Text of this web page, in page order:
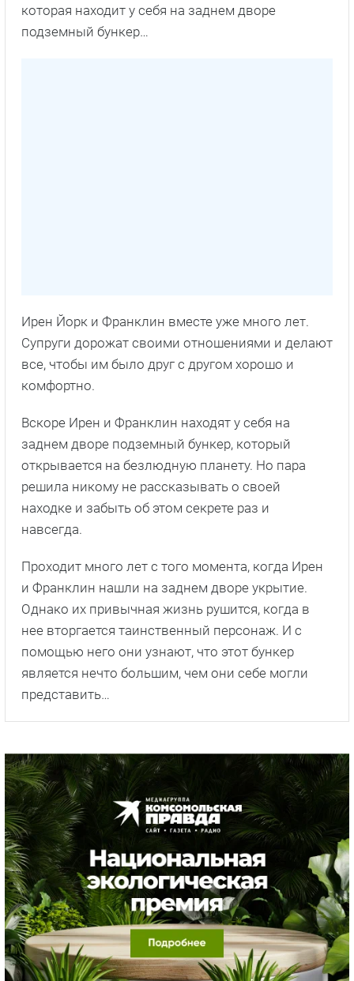
которая находит у себя на заднем дворе
подземный бункер…
Ирен Йорк и Франклин вместе уже много лет.
Супруги дорожат своими отношениями и делают
все, чтобы им было друг с другом хорошо и
комфортно.
Вскоре Ирен и Франклин находят у себя на
заднем дворе подземный бункер, который
открывается на безлюдную планету. Но пара
решила никому не рассказывать о своей
находке и забыть об этом секрете раз и
навсегда.
Проходит много лет с того момента, когда Ирен
и Франклин нашли на заднем дворе укрытие.
Однако их привычная жизнь рушится, когда в
нее вторгается таинственный персонаж. И с
помощью него они узнают, что этот бункер
является нечто большим, чем они себе могли
представить…